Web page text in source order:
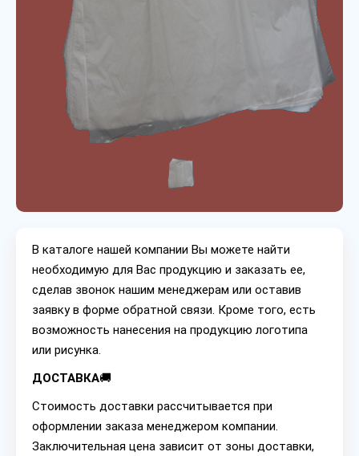
В каталоге нашей компании Вы можете найти
необходимую для Вас продукцию и заказать ее,
сделав звонок нашим менеджерам или оставив
заявку в форме обратной связи. Кроме того, есть
возможность нанесения на продукцию логотипа
или рисунка.
ДОСТАВКА🚚
Стоимость доставки рассчитывается при
оформлении заказа менеджером компании.
Заключительная цена зависит от зоны доставки,